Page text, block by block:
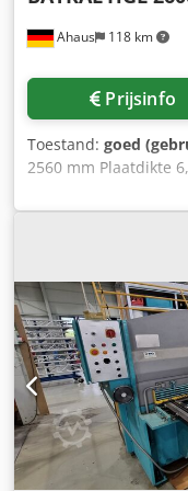
Ahaus 118 km
Prijsinfo
Toestand: goed
2560 mm Plaatdikte
mm
aantal slagen 24
1,6° Achteraanslag
11,0 kW Gewicht
1560 mm met
robuuste
digitale
Verplaatsingsweg
kogelomloopspindel
* met T-groef, flip-
stabiele oplegarmen